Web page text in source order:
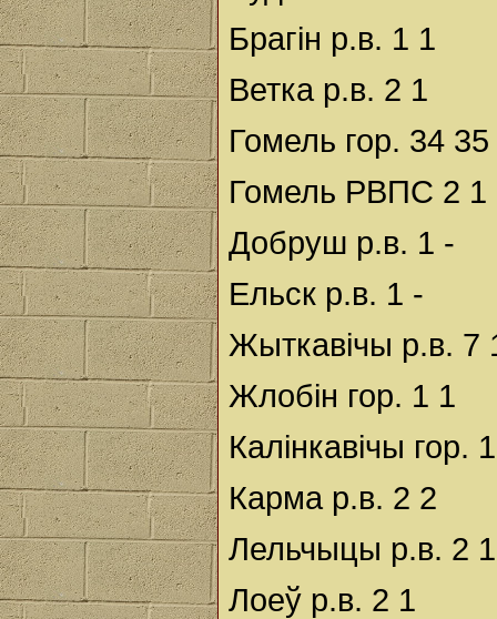
Брагін р.в. 1 1
Ветка р.в. 2 1
Гомель гор. 34 35
Гомель РВПС 2 1
Добруш р.в. 1 -
Ельск р.в. 1 -
Жыткавічы р.в. 7
Жлобін гор. 1 1
Калінкавічы гор.
Карма р.в. 2 2
Лельчыцы р.в. 2 1
Лоеў р.в. 2 1